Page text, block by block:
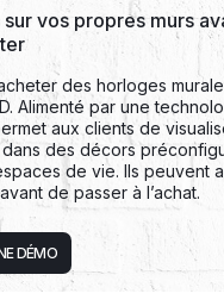
vos propres murs
des horloges
Alimenté par une
aux clients de
des décors
de vie. Ils peuvent
de passer à l’achat.
DÉMO